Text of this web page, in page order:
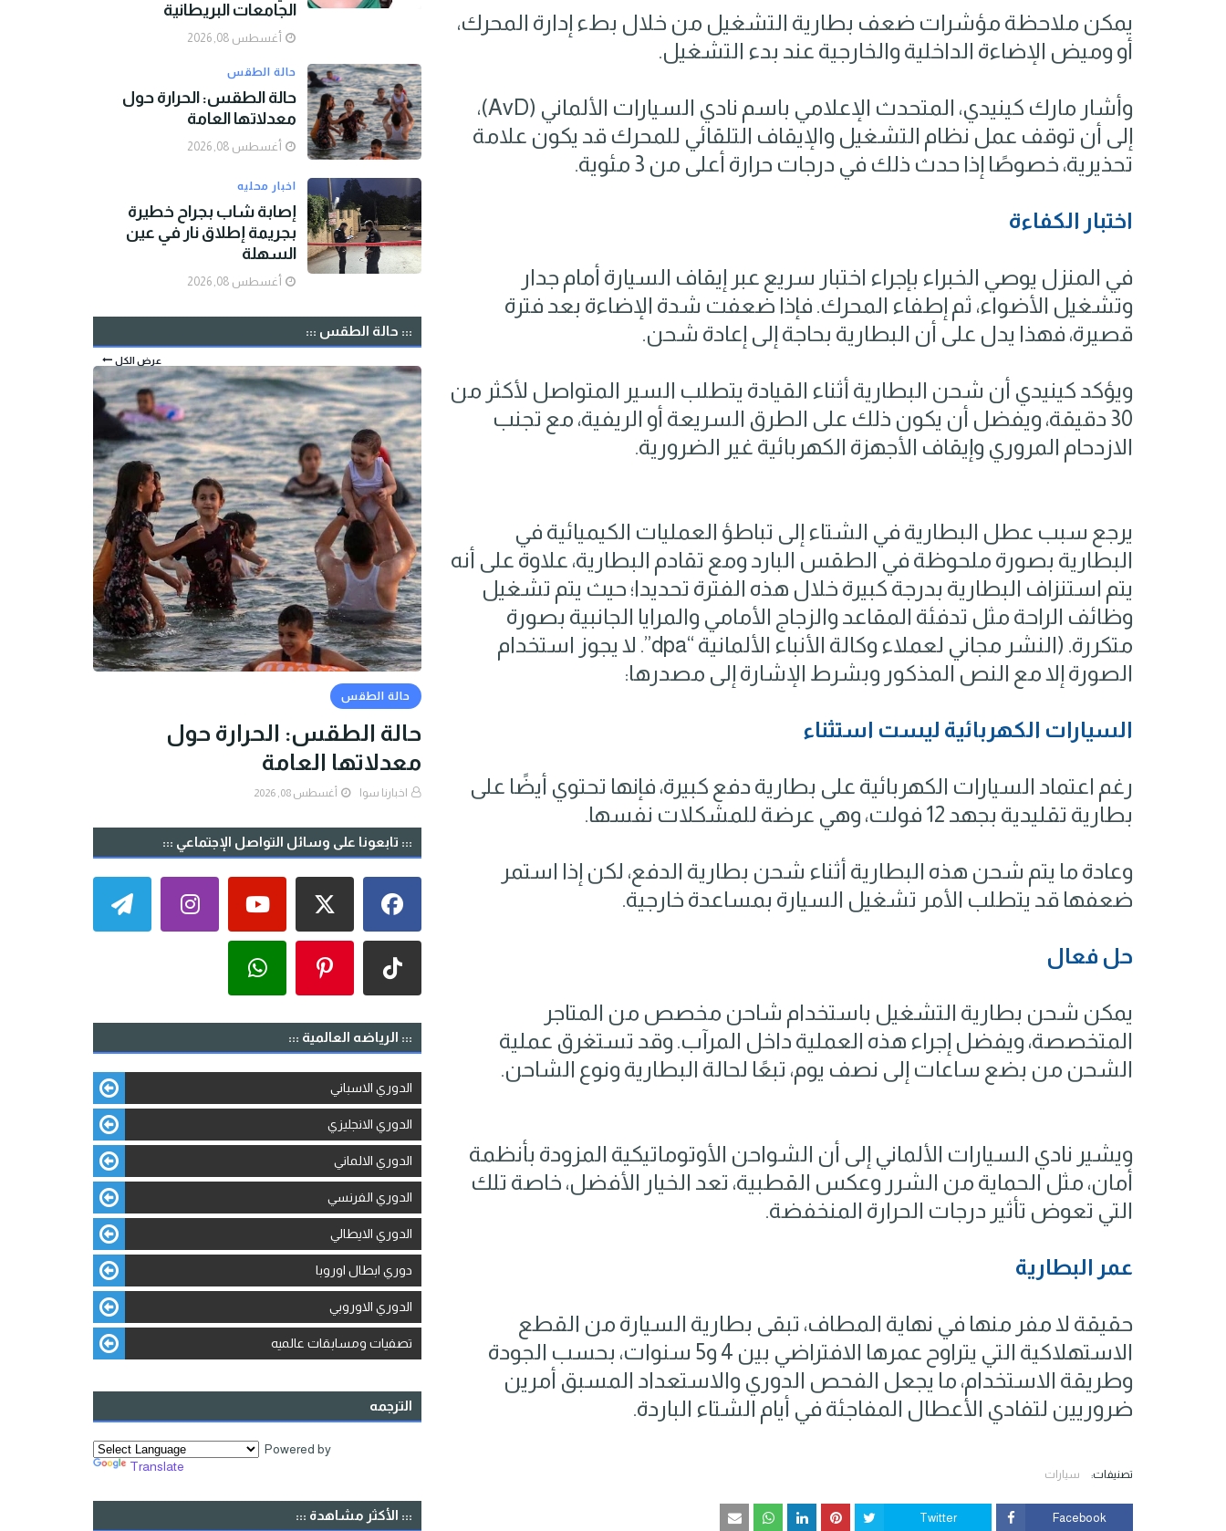
يمكن ملاحظة مؤشرات ضعف بطارية التشغيل من خلال بطء إدارة المحرك،
أو وميض الإضاءة الداخلية والخارجية عند بدء التشغيل.
وأشار مارك كينيدي، المتحدث الإعلامي باسم نادي السيارات الألماني (AvD)،
إلى أن توقف عمل نظام التشغيل والإيقاف التلقائي للمحرك قد يكون علامة
تحذيرية، خصوصًا إذا حدث ذلك في درجات حرارة أعلى من 3 مئوية.
اختبار الكفاءة
في المنزل يوصي الخبراء بإجراء اختبار سريع عبر إيقاف السيارة أمام جدار
وتشغيل الأضواء، ثم إطفاء المحرك. فإذا ضعفت شدة الإضاءة بعد فترة
قصيرة، فهذا يدل على أن البطارية بحاجة إلى إعادة شحن.
ويؤكد كينيدي أن شحن البطارية أثناء القيادة يتطلب السير المتواصل لأكثر من
30 دقيقة، ويفضل أن يكون ذلك على الطرق السريعة أو الريفية، مع تجنب
الازدحام المروري وإيقاف الأجهزة الكهربائية غير الضرورية.
يرجع سبب عطل البطارية في الشتاء إلى تباطؤ العمليات الكيميائية في
البطارية بصورة ملحوظة في الطقس البارد ومع تقادم البطارية، علاوة على أنه
يتم استنزاف البطارية بدرجة كبيرة خلال هذه الفترة تحديدا؛ حيث يتم تشغيل
وظائف الراحة مثل تدفئة المقاعد والزجاج الأمامي والمرايا الجانبية بصورة
متكررة. (النشر مجاني لعملاء وكالة الأنباء الألمانية “dpa”. لا يجوز استخدام
الصورة إلا مع النص المذكور وبشرط الإشارة إلى مصدرها:
السيارات الكهربائية ليست استثناء
رغم اعتماد السيارات الكهربائية على بطارية دفع كبيرة، فإنها تحتوي أيضًا على
بطارية تقليدية بجهد 12 فولت، وهي عرضة للمشكلات نفسها.
وعادة ما يتم شحن هذه البطارية أثناء شحن بطارية الدفع، لكن إذا استمر
ضعفها قد يتطلب الأمر تشغيل السيارة بمساعدة خارجية.
حل فعال
يمكن شحن بطارية التشغيل باستخدام شاحن مخصص من المتاجر
المتخصصة، ويفضل إجراء هذه العملية داخل المرآب. وقد تستغرق عملية
الشحن من بضع ساعات إلى نصف يوم، تبعًا لحالة البطارية ونوع الشاحن.
ويشير نادي السيارات الألماني إلى أن الشواحن الأوتوماتيكية المزودة بأنظمة
أمان، مثل الحماية من الشرر وعكس القطبية، تعد الخيار الأفضل، خاصة تلك
التي تعوض تأثير درجات الحرارة المنخفضة.
عمر البطارية
حقيقة لا مفر منها في نهاية المطاف، تبقى بطارية السيارة من القطع
الاستهلاكية التي يتراوح عمرها الافتراضي بين 4 و5 سنوات، بحسب الجودة
وطريقة الاستخدام، ما يجعل الفحص الدوري والاستعداد المسبق أمرين
ضروريين لتفادي الأعطال المفاجئة في أيام الشتاء الباردة.
تصنيفات: سيارات
Facebook
Twitter
الجامعات البريطانية
أغسطس 08, 2026
حالة الطقس
حالة الطقس: الحرارة حول
معدلاتها العامة
أغسطس 08, 2026
اخبار محليه
إصابة شاب بجراح خطيرة
بجريمة إطلاق نار في عين
السهلة
أغسطس 08, 2026
::: حالة الطقس :::
عرض الكل
حالة الطقس
حالة الطقس: الحرارة حول
معدلاتها العامة
اخبارنا سوا أغسطس 08, 2026
::: تابعونا على وسائل التواصل الإجتماعي :::
::: الرياضه العالمية :::
الدوري الاسباني
الدوري الانجليزي
الدوري الالماني
الدوري الفرنسي
الدوري الايطالي
دوري ابطال اوروبا
الدوري الاوروبي
تصفيات ومسابقات عالميه
الترجمه
Powered by
Translate
::: الأكثر مشاهدة :::